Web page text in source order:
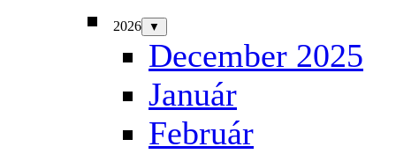
2026 ▼
December 2025
Január
Február